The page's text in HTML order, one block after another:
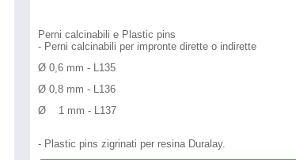
Perni calcinabili e Plastic pins
- Perni calcinabili per impronte dirette o indirette
Ø 0,6 mm - L135
Ø 0,8 mm - L136
Ø 1 mm - L137
- Plastic pins zigrinati per resina Duralay.